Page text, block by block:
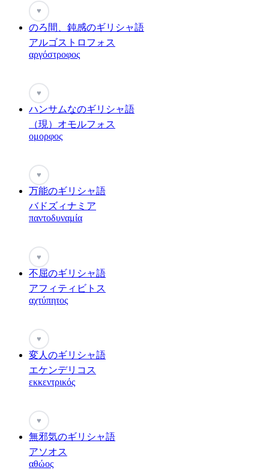
♥
のろ間、鈍感のギリシャ語
アルゴストロフォス
αργόστροφος
♥
ハンサムなのギリシャ語
（現）オモルフォス
ομορφος
♥
万能のギリシャ語
バドズィナミア
παντοδυναμία
♥
不屈のギリシャ語
アフィティビトス
αχτύπητος
♥
変人のギリシャ語
エケンデリコス
εκκεντρικός
♥
無邪気のギリシャ語
アソオス
αθώος